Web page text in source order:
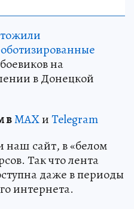
на
в Донецкой
вMAXиTelegram
сайт, в «белом
Так что лента
даже в периоды
интернета.